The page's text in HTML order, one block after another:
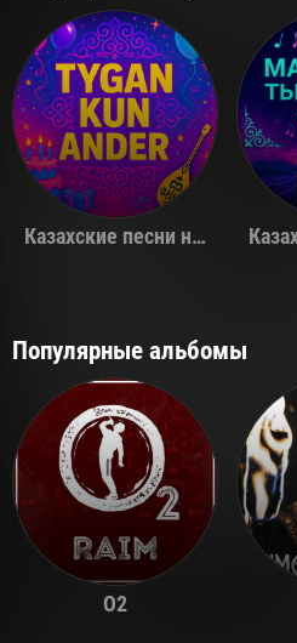
Казахские песни на день рождения
Популярные альбомы
O2